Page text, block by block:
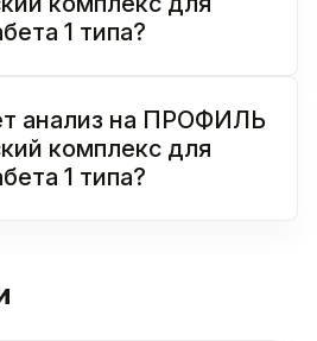
1 типа?
анализ на ПРОФИЛЬ
комплекс для
1 типа?